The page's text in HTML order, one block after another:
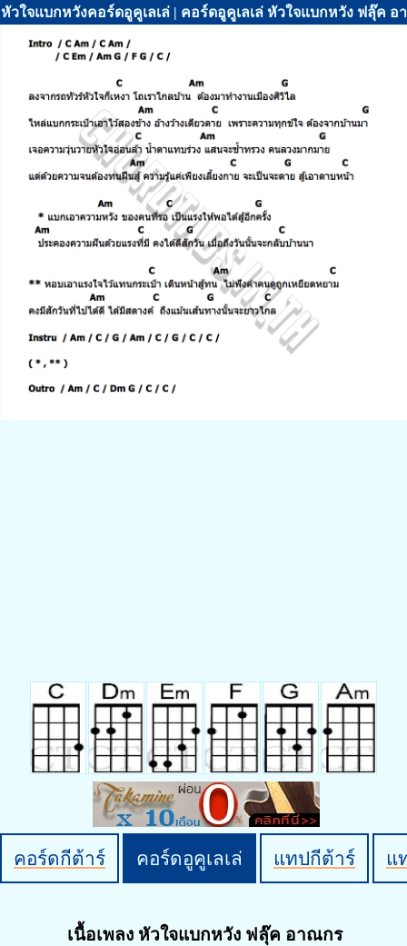
หัวใจแบกหวังคอร์ดอูคูเลเล่ | คอร์ดอูคูเลเล่ หัวใจแบกหวัง ฟลุ๊ค อ
คอร์ดกีต้าร์ คอร์ดอูคูเลเล่ แทปกีต้าร์ แ
เนื้อเพลง หัวใจแบกหวัง ฟลุ๊ค อาณกร